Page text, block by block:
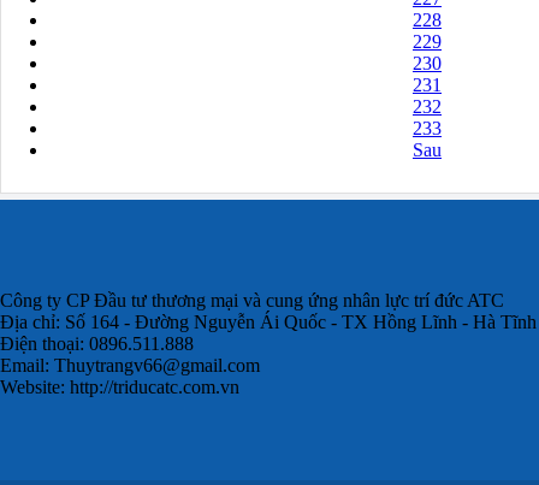
228
229
230
231
232
233
Sau
Công ty CP Đầu tư thương mại và cung ứng nhân lực trí đức ATC
Địa chỉ: Số 164 - Đường Nguyễn Ái Quốc - TX Hồng Lĩnh - Hà Tĩnh
Điện thoại: 0896.511.888
Email: Thuytrangv66@gmail.com
Website: http://triducatc.com.vn